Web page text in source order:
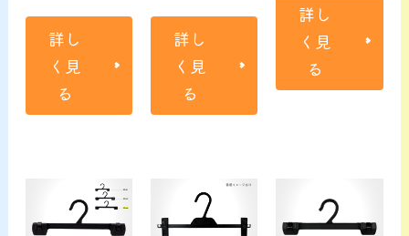
詳し
く見
る
詳し
く見
る
詳し
く見
る